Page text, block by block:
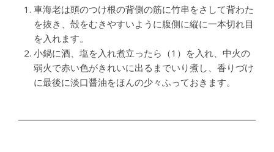
車海老は頭のつけ根の背側の筋に竹串をさして背わた
を抜き、殻をむきやすいように腹側に縦に一本切れ目
を入れます。
小鍋に酒、塩を入れ煮立ったら（1）を入れ、中火の
弱火で赤い色がきれいに出るまでいり煮し、香りづけ
に最後に淡口醤油をほんの少々ふっておきます。